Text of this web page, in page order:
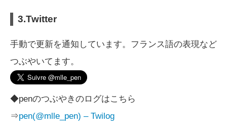
3.Twitter
手動で更新を通知しています。フランス語の表現など
つぶやいてます。
◆penのつぶやきのログはこちら
⇒pen(@mlle_pen) – Twilog